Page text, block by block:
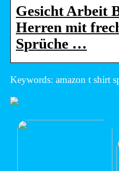
Gesicht Arbeit
Herren mit
Sprüche …
Keywords: amazon t shirt